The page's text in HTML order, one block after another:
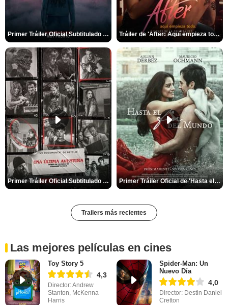
Primer Tráiler Oficial Subtitulado de 'La Noche Del Demonio: Están Entre Nosotros' Tráiler de 'After: Aquí empieza todo'
Primer Tráiler Oficial Subtitulado de 'Una última aventura: Detrás de cámaras de Stranger Things 5' Primer Tráiler Oficial de 'Hasta el fin del mundo'
Trailers más recientes
Las mejores películas en cines
Toy Story 5
4,3
Director: Andrew
Stanton, McKenna
Harris
Spider-Man: Un
Nuevo Día
4,0
Director: Destin Daniel
Cretton